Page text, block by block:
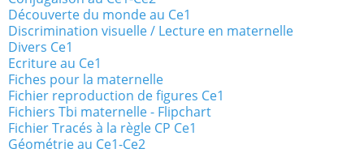
Découverte du monde au Ce1
Discrimination visuelle / Lecture en maternelle
Divers Ce1
Ecriture au Ce1
Fiches pour la maternelle
Fichier reproduction de figures Ce1
Fichiers Tbi maternelle - Flipchart
Fichier Tracés à la règle CP Ce1
Géométrie au Ce1-Ce2